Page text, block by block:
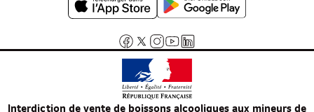
Interdiction de vente de boissons alcooliques aux mineurs de